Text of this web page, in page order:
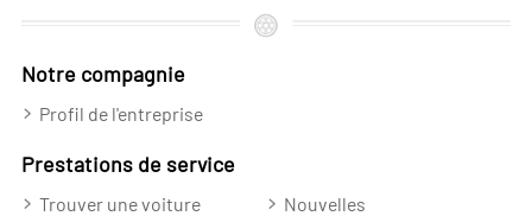
Notre compagnie
Profil de l'entreprise
Prestations de service
Trouver une voiture Nouvelles